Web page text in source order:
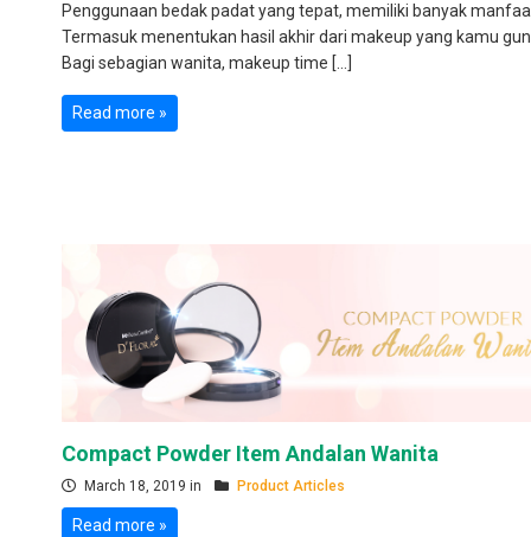
Penggunaan bedak padat yang tepat, memiliki banyak
Termasuk menentukan hasil akhir dari makeup yang kamu
Bagi sebagian wanita, makeup time […]
Read more »
Compact Powder Item Andalan Wanita
March 18, 2019 in Product Articles
Read more »